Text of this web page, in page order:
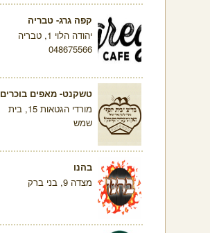
קפה גרג- טבריה
יהודה הלוי 1, טבריה
048675566
טשקנט- מאפים בוכרים
מורדי הגטאות 15, בית
שמש
בהנו
מצדה 9, בני ברק